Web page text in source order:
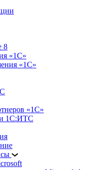
8
«1С»
«1С»
«1С»
1С:ИТС